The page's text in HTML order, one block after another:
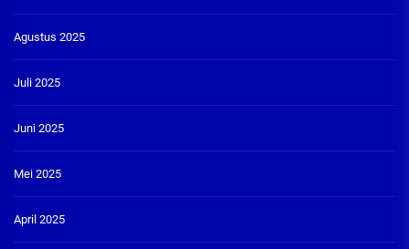
Agustus 2025
Juli 2025
Juni 2025
Mei 2025
April 2025